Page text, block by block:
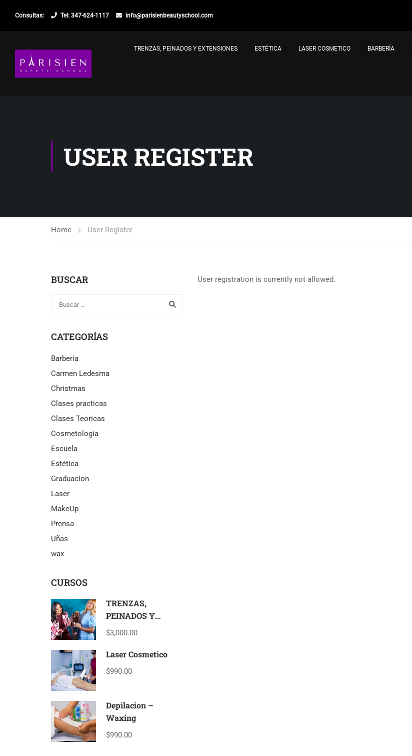
Consultas: Tel: 347-624-1117 info@parisienbeautyschool.com
TRENZAS, PEINADOS Y EXTENSIONES ESTÉTICA LASER COSMETICO BARBERÍA
USER REGISTER
Home User Register
User registration is currently not allowed.
BUSCAR
CATEGORÍAS
Barbería
Carmen Ledesma
Christmas
Clases practicas
Clases Teoricas
Cosmetologia
Escuela
Estética
Graduacion
Laser
MakeUp
Prensa
Uñas
wax
CURSOS
TRENZAS,
PEINADOS Y
EXTENSIONES
$3,000.00
Laser Cosmetico
$990.00
Depilacion –
Waxing
$990.00